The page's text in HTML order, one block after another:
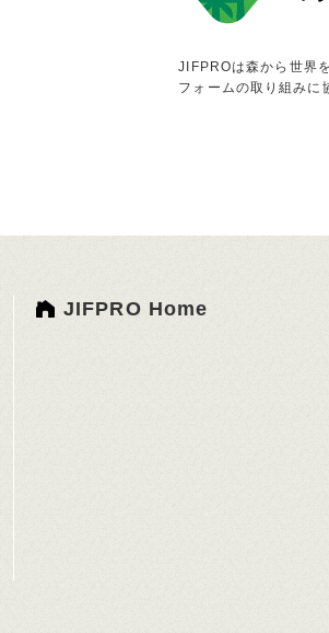
JIFPROは森から世界
フォームの取り組みに
JIFPRO Home